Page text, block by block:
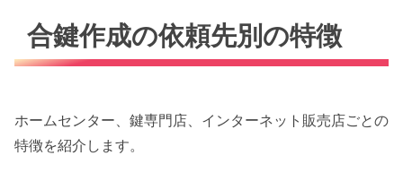
合鍵作成の依頼先別の特徴
ホームセンター、鍵専門店、インターネット販売店ごとの
特徴を紹介します。